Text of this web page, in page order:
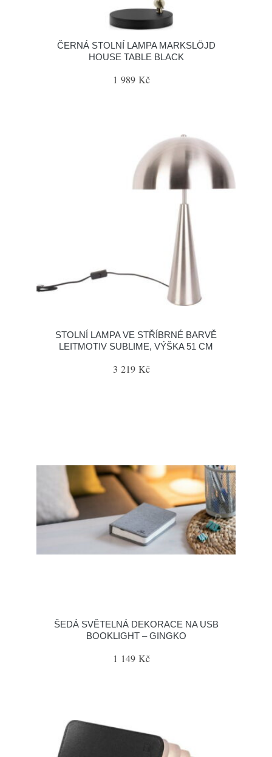
ČERNÁ STOLNÍ LAMPA MARKSLÖJD
HOUSE TABLE BLACK
1 989 Kč
STOLNÍ LAMPA VE STŘÍBRNÉ BARVĚ
LEITMOTIV SUBLIME, VÝŠKA 51 CM
3 219 Kč
ŠEDÁ SVĚTELNÁ DEKORACE NA USB
BOOKLIGHT – GINGKO
1 149 Kč